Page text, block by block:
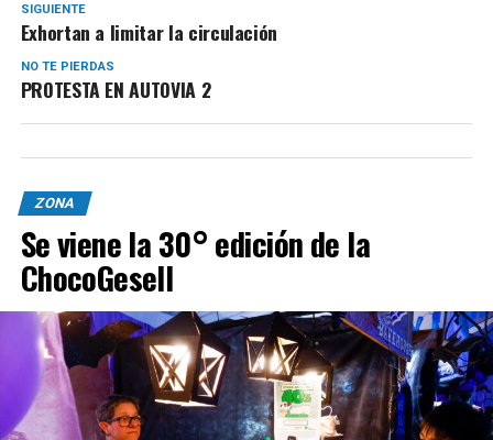
SIGUIENTE
Exhortan a limitar la circulación
NO TE PIERDAS
PROTESTA EN AUTOVIA 2
ZONA
Se viene la 30° edición de la
ChocoGesell